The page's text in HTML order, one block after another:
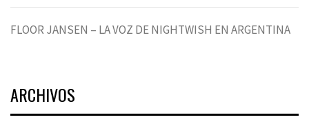
FLOOR JANSEN – LA VOZ DE NIGHTWISH EN ARGENTINA
ARCHIVOS